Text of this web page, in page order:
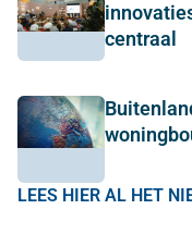
centraal
LEES HIER AL HET